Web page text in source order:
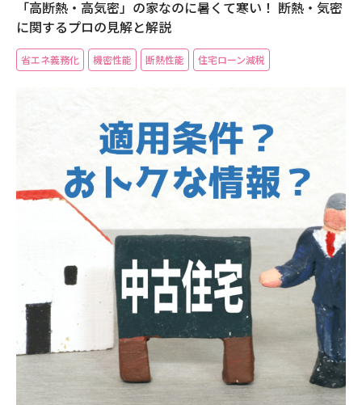
「高断熱・高気密」の家なのに暑くて寒い！ 断熱・気密
に関するプロの見解と解説
省エネ義務化 機密性能 断熱性能 住宅ローン減税